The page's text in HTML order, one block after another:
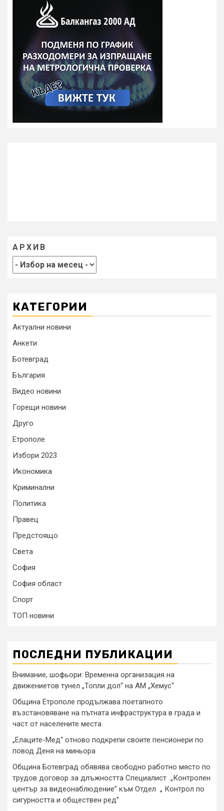
АРХИВ
КАТЕГОРИИ
Актуални новини
Анкети
Ботевград
България
Видео новини
Горещи новини
Друго
Етрополе
Избори 2023
Икономика
Криминални
Политика
Правец
Предстоящо
Света
София
София област
Спорт
ТОП новини
ПОСЛЕДНИ ПУБЛИКАЦИИ
Внимание, шофьори: Временна организация на
движениетов тунел „Топли дол“ на АМ „Хемус“
Община Етрополе продължава поетапното
възстановяване на пътната инфраструктура в града и
част от населените места
„Елаците-Мед“ отново подкрепи своите пенсионери по
повод Деня на миньора
Община Ботевград обявява свободно работно място по
трудов договор за длъжността Специалист „Контролен
център за видеонаблюдение” към Отдел „ Контрол по
сигурността и обществен ред”